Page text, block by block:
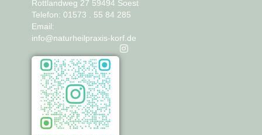
Rottlandweg 27 59494 Soest
Telefon: 01573 . 55 84 285
Email:
info@naturheilpraxis-korf.de